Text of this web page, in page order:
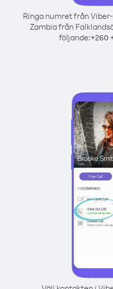
Ringa numret från
Zambia från
följande:+260